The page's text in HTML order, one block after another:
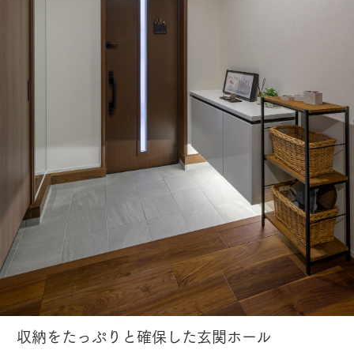
収納をたっぷりと確保した玄関ホール